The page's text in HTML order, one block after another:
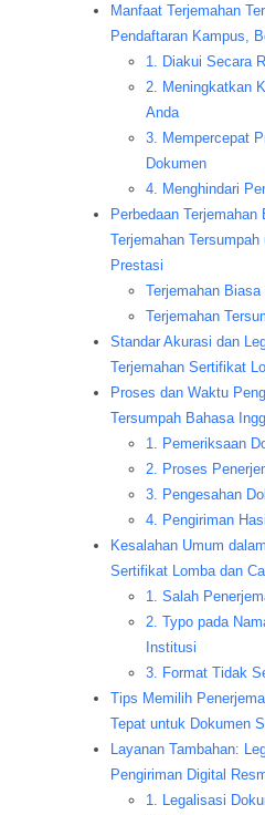
Manfaat Terjemahan
Pendaftaran Kampus,
1. Diakui Secara
2. Meningkatkan
Anda
3. Mempercepat
Dokumen
4. Menghindari
Perbedaan Terjemahan
Terjemahan
Prestasi
Terjemahan Biasa
Terjemahan
Standar Akurasi dan
Terjemahan Sertifikat
Proses dan Waktu
Tersumpah Bahasa
1. Pemeriksaan
2. Proses
3. Pengesahan
4. Pengiriman Hasil
Kesalahan Umum
Sertifikat Lomba dan
1. Salah
2. Typo pada
Institusi
3. Format Tidak
Tips Memilih
Tepat untuk Dokumen
Layanan Tambahan:
Pengiriman Digital
1. Legalisasi